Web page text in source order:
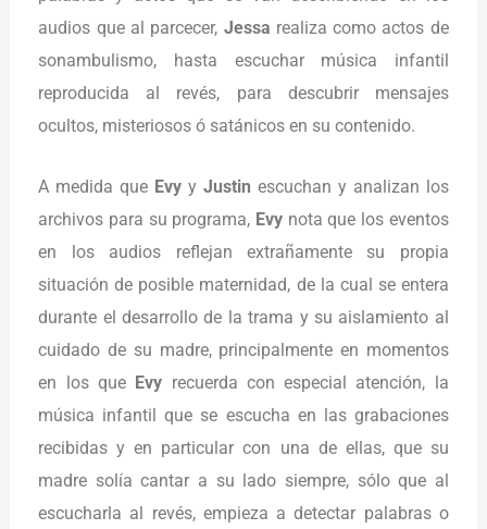
audios que al parcecer, Jessa realiza como actos de
sonambulismo, hasta escuchar música infantil
reproducida al revés, para descubrir mensajes
ocultos, misteriosos ó satánicos en su contenido.
A medida que Evy y Justin escuchan y analizan los
archivos para su programa, Evy nota que los eventos
en los audios reflejan extrañamente su propia
situación de posible maternidad, de la cual se entera
durante el desarrollo de la trama y su aislamiento al
cuidado de su madre, principalmente en momentos
en los que Evy recuerda con especial atención, la
música infantil que se escucha en las grabaciones
recibidas y en particular con una de ellas, que su
madre solía cantar a su lado siempre, sólo que al
escucharla al revés, empieza a detectar palabras o